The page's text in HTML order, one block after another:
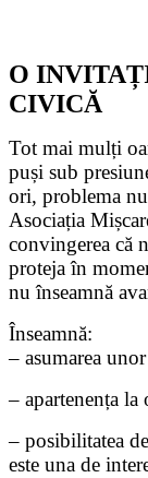
O
CIVICĂ
Tot mai mulți
puși sub
ori, problema
Asociația
convingerea că
proteja în
nu înseamnă
Înseamnă:
– asumarea
– apartenența
– posibilitatea
este una de